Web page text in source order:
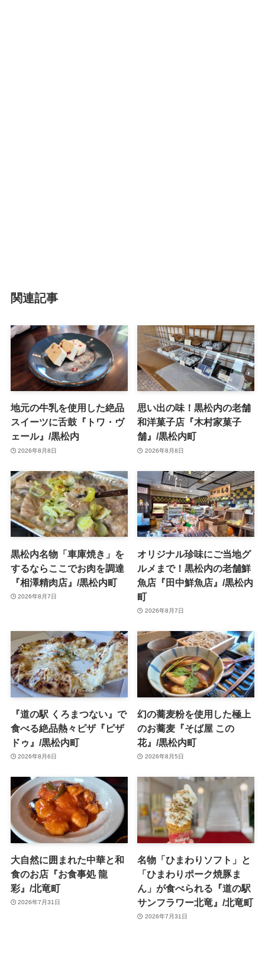
関連記事
地元の牛乳を使用した絶品
スイーツに舌鼓『トワ・ヴ
ェール』/黒松内
2026年8月8日
思い出の味！黒松内の老舗
和洋菓子店『木村家菓子
舗』/黒松内町
2026年8月8日
黒松内名物「車庫焼き」を
するならここでお肉を調達
『相澤精肉店』/黒松内町
2026年8月7日
オリジナル珍味にご当地グ
ルメまで！黒松内の老舗鮮
魚店『田中鮮魚店』/黒松内
町
2026年8月7日
『道の駅 くろまつない』で
食べる絶品熱々ピザ『ピザ
ドゥ』/黒松内町
2026年8月6日
幻の蕎麦粉を使用した極上
のお蕎麦『そば屋 この
花』/黒松内町
2026年8月5日
大自然に囲まれた中華と和
食のお店『お食事処 龍
彩』/北竜町
2026年7月31日
名物「ひまわりソフト」と
「ひまわりポーク焼豚ま
ん」が食べられる『道の駅
サンフラワー北竜』/北竜町
2026年7月31日